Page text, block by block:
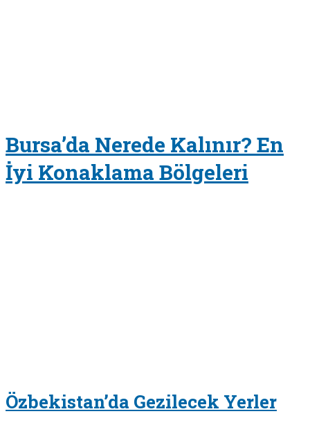
Bursa’da Nerede Kalınır? En
İyi Konaklama Bölgeleri
Özbekistan’da Gezilecek Yerler